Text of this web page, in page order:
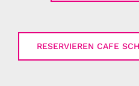
RESERVIEREN CAFE